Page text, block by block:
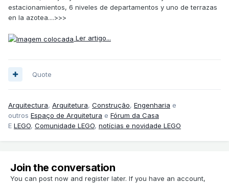
estacionamientos, 6 niveles de departamentos y uno de terrazas
en la azotea....>>>
Ler artigo...
Quote
Arquitectura, Arquitetura, Construção, Engenharia e
outros Espaço de Arquitetura e Fórum da Casa
E LEGO, Comunidade LEGO, notícias e novidade LEGO
Join the conversation
You can post now and register later. If you have an account,